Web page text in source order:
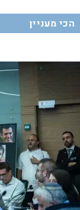
הכי מעניין